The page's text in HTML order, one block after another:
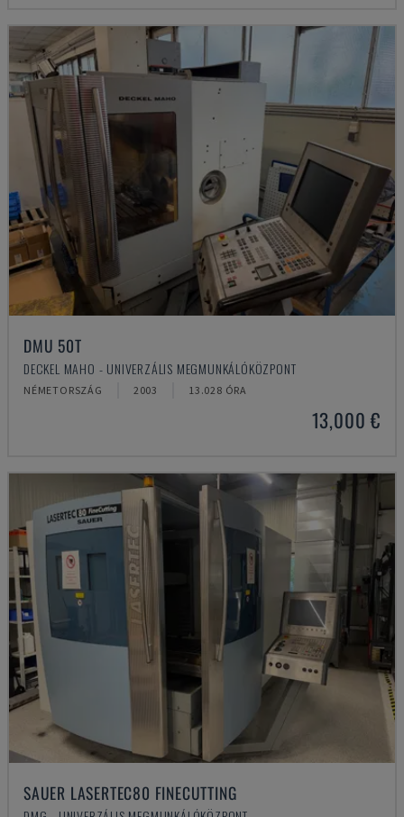
DMU 50T
DECKEL MAHO - UNIVERZÁLIS MEGMUNKÁLÓKÖZPONT
NÉMETORSZÁG 2003 13.028 ÓRA
13,000 €
SAUER LASERTEC80 FINECUTTING